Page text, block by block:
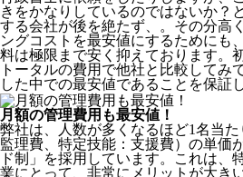
きをかなりしているのではないか？
する会社が後を絶たず、。その分高
ングコストを最安値にするためにも
料は極限まで安く抑えております。
トータルの費用で他社と比較してみ
した中での最安値であることを保証
月額の管理費用も最安値！
弊社は、
人数が多くなるほど1名当
監理費、特定技能：支援費）の単価
ド制」を採用 しています。これは、
業にとって、非常にメリットが大き